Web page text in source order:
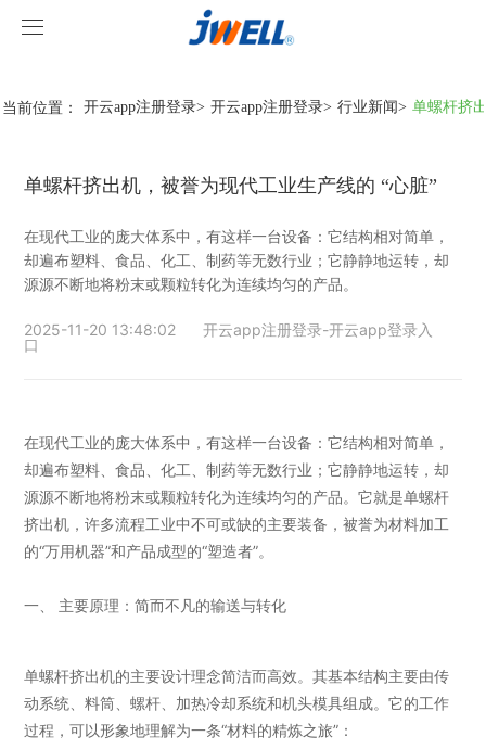
开云app注册登录
产品中心
挤出机系列
案例视频
当前位置： 开云app注册登录> 开云app注册登录> 行业新闻> 单螺杆挤
单螺杆挤出机，被誉为现代工业生产线的 “心脏”
在现代工业的庞大体系中，有这样一台设备：它结构相对简单，
却遍布塑料、食品、化工、制药等无数行业；它静静地运转，却
源源不断地将粉末或颗粒转化为连续均匀的产品。
2025-11-20 13:48:02
开云app注册登录-开云app登录入
口
在现代工业的庞大体系中，有这样一台设备：它结构相对简单，
却遍布塑料、食品、化工、制药等无数行业；它静静地运转，却
源源不断地将粉末或颗粒转化为连续均匀的产品。它就是单螺杆
挤出机，许多流程工业中不可或缺的主要装备，被誉为材料加工
的“万用机器”和产品成型的“塑造者”。
一、 主要原理：简而不凡的输送与转化
单螺杆挤出机的主要设计理念简洁而高效。其基本结构主要由传
动系统、料筒、螺杆、加热冷却系统和机头模具组成。它的工作
过程，可以形象地理解为一条“材料的精炼之旅”：